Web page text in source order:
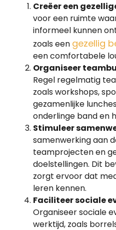
Creëer een
voor een ruimte
informeel kunnen
zoals een gezellig
een comfortabele
Organiseer
Regel regelmatig
zoals workshops,
gezamenlijke
onderlinge band en
Stimuleer
samenwerking aan
teamprojecten en
doelstellingen. Dit
zorgt ervoor dat
leren kennen.
Faciliteer sociale
Organiseer sociale
werktijd, zoals